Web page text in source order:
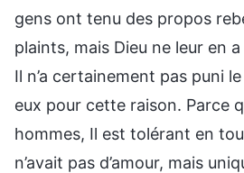
gens ont tenu des propos
plaints, mais Dieu ne leur en
Il n’a certainement pas puni
eux pour cette raison. Parce
hommes, Il est tolérant en
n’avait pas d’amour, mais